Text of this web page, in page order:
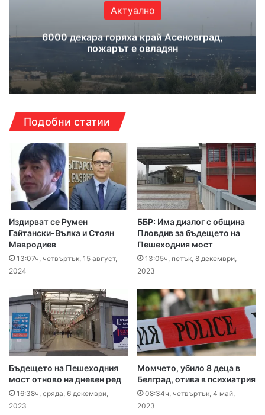
Актуално
6000 декара горяха край Асеновград,
пожарът е овладян
Подобни статии
Издирват се Румен
Гайтански-Вълка и Стоян
Мавродиев
13:07ч, четвъртък, 15 август,
2024
ББР: Има диалог с община
Пловдив за бъдещето на
Пешеходния мост
13:05ч, петък, 8 декември,
2023
Бъдещето на Пешеходния
мост отново на дневен ред
16:38ч, сряда, 6 декември,
2023
Момчето, убило 8 деца в
Белград, отива в психиатрия
08:34ч, четвъртък, 4 май,
2023